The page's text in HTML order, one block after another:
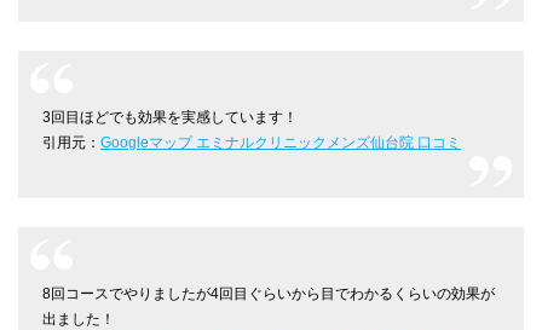
3回目ほどでも効果を実感しています！
引用元： Googleマップ エミナルクリニックメンズ仙台院 口コミ
8回コースでやりましたが4回目ぐらいから目でわかるくらいの効果が
出ました！